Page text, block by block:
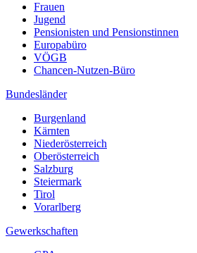
Frauen
Jugend
Pensionisten und Pensionstinnen
Europabüro
VÖGB
Chancen-Nutzen-Büro
Bundesländer
Burgenland
Kärnten
Niederösterreich
Oberösterreich
Salzburg
Steiermark
Tirol
Vorarlberg
Gewerkschaften